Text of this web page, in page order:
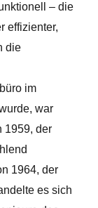
– die
effizienter,
die
im
war
1959, der
1964, der
es sich